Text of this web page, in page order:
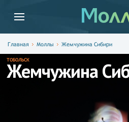
Главная Моллы Жемчужина Сибири
ТОБОЛЬСК
Жемчужина